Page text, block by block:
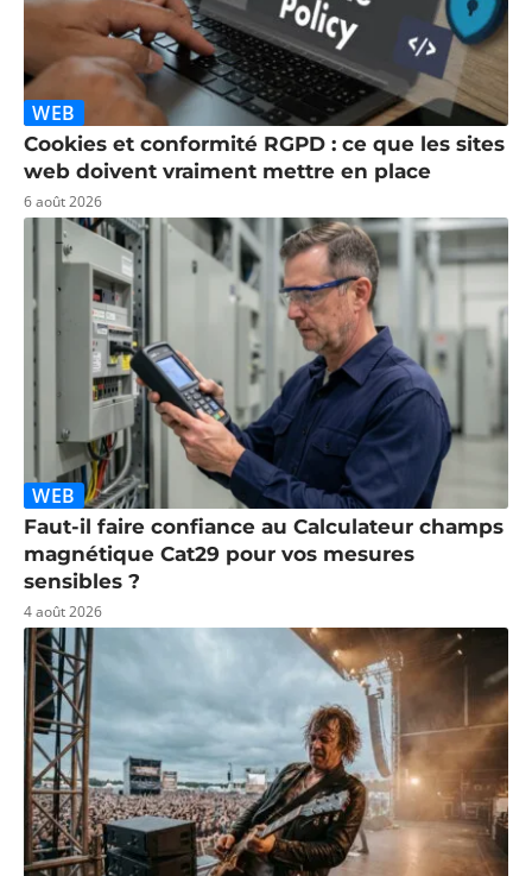
WEB
Cookies et conformité RGPD : ce que les sites
web doivent vraiment mettre en place
6 août 2026
WEB
Faut-il faire confiance au Calculateur champs
magnétique Cat29 pour vos mesures
sensibles ?
4 août 2026